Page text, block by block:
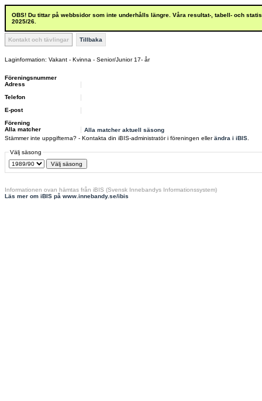
OBS! Du tittar på webbsidor som inte underhålls längre. Våra resultat-, tabell- och
2025/26.
Kontakt och tävlingar Tillbaka
Laginformation: Vakant - Kvinna - Senior/Junior 17- år
Föreningsnummer
Adress
Telefon
E-post
Förening
Alla matcher
Alla matcher aktuell säsong
Stämmer inte uppgifterna? - Kontakta din iBIS-administratör i föreningen ellerändra i iBIS
Välj säsong
Informationen ovan hämtas från iBIS (Svensk Innebandys Informationssystem)
Läs mer om iBIS på www.innebandy.se/ibis